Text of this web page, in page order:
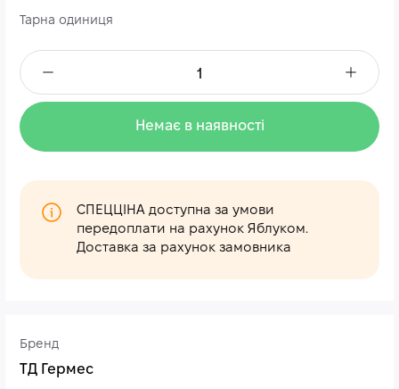
Бренд
ТД Гермес
Тарна одиниця
Немає в наявності
СПЕЦЦІНА доступна за умови
передоплати на рахунок Яблуком.
Доставка за рахунок замовника